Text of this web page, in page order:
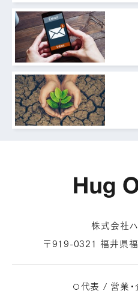
TEL：
FAX：
MAIL
メールフォ
株式会社ハ
〒919-0321 福井県
代表 / 営業・